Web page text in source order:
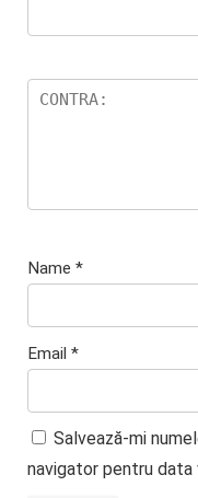
Name *
Email *
Salvează-mi
navigator pentru